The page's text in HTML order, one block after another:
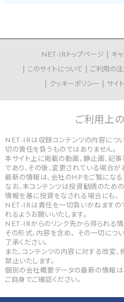
NET-IRトップページ キ
このサイトについて
ご利用の
クッキーポリシー
サイ
ご利用上の
NET-IRは収録コンテンツの内容につい
切の責任を負うものではありません。
本サイト上に掲載の動画、静止画、記
であり、その後、変更されている場合が
最新の情報は、会社のHPをご覧になる
なお、本コンテンツは投資勧誘のため
情報を基に投資をなされる場合にも、
NET-IRは責任を一切負いかねますの
れるようお願いいたします。
NET-IRからのリンク先から得られる
その形式、内容を含め、 その一切につ
了承ください。
また、コンテンツの内容に対する改変
禁止いたします。
個別の会社概要データの最新の情報は
ご自身でご確認ください。